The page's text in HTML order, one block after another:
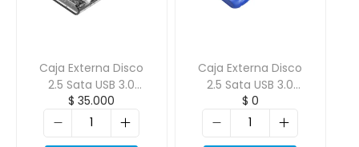
Caja Externa Disco
2.5 Sata USB 3.0
Transparente
ORICO-2139U3
$ 35.000
Caja Externa Disco
2.5 Sata USB 3.0
ORICO-25PW1
$ 0